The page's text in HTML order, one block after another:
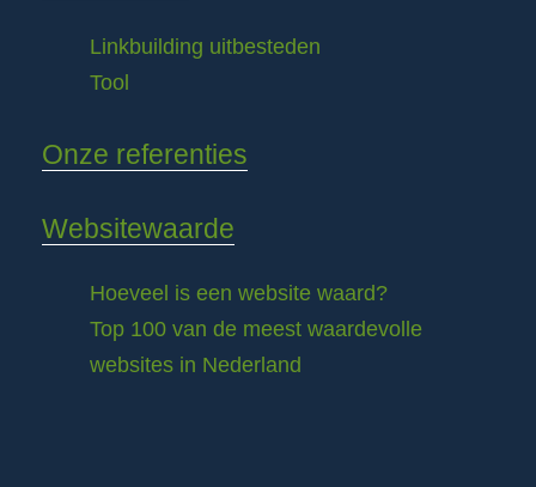
Linkbuilding uitbesteden
Tool
Onze referenties
Websitewaarde
Hoeveel is een website waard?
Top 100 van de meest waardevolle
websites in Nederland